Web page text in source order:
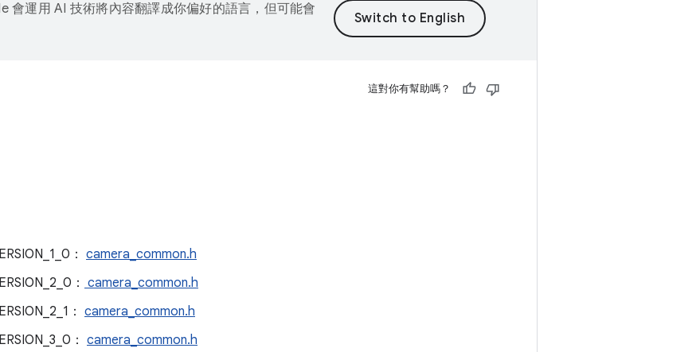
會運用 AI 技術將內容翻譯成你偏好的語言，但可能會
這對你有幫助嗎？
： camera_common.h
： camera_common.h
： camera_common.h
： camera_common.h